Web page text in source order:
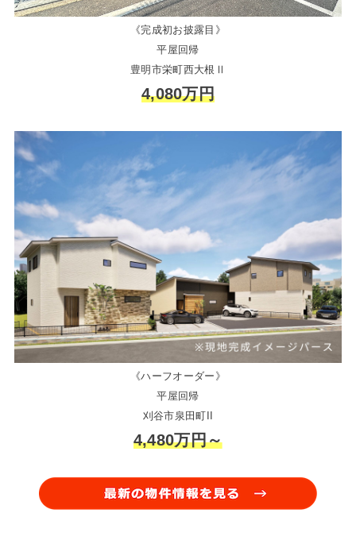
《完成初お披露目》
平屋回帰
豊明市栄町西大根Ⅱ
4,080万円
《ハーフオーダー》
平屋回帰
刈谷市泉田町II
4,480万円～